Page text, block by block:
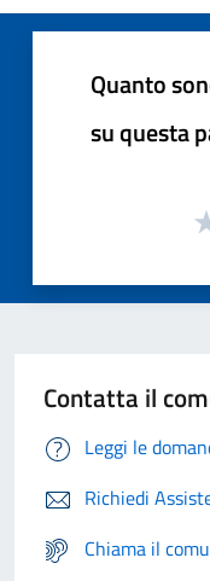
Quanto
su questa
Contatta il
Leggi le
Richiedi
Chiama il